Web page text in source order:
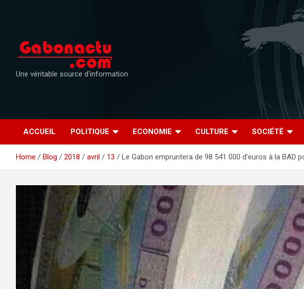
Une véritable source d'information
ACCUEIL POLITIQUE ECONOMIE CULTURE SOCIÉTÉ
Home Blog 2018 avril 13 Le Gabon empruntera de 98 541 000 d’euros à la BAD